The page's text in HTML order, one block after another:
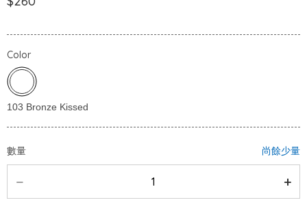
Color
數量 尚餘少量